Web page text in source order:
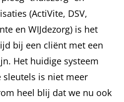
(ActiVite, DSV,
en WIJdezorg) is het
bij een cliënt met een
Het huidige systeem
sleutels is niet meer
heel blij dat we nu ook